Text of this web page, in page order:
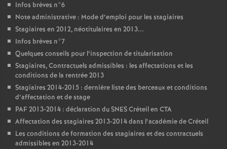
Infos brèves n°6
Note administrative : Mode d’emploi pour les stagiaires
Stagiaires en 2012, néotitulaires en 2013...
Infos brèves n°7
Quelques conseils pour l’inspection de titularisation
Stagiaires, Contractuels admissibles : les affectations et les
conditions de la rentrée 2013
Stagiaires 2014-2015 : dernière liste des berceaux et conditions
d’affectation et de stage
PAF2013-2014 : déclaration duSNESCréteil en CTA
Affectation des stagiaires 2013-2014 dans l’académie de Créteil
Les conditions de formation des stagiaires et des contractuels
admissibles en 2013-2014